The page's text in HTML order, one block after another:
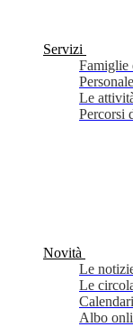
Servizi
Famiglie
Le
Percorsi
Novità
Le
Le
Albo